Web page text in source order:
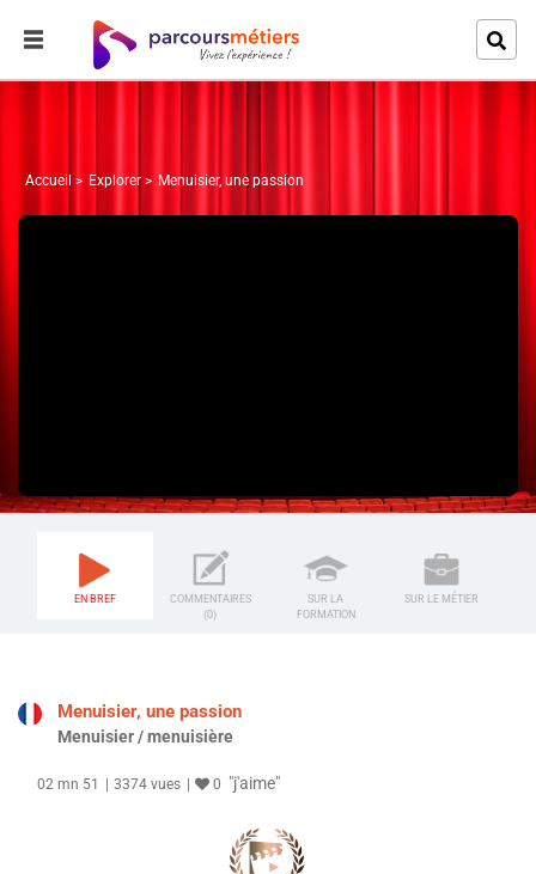
Accueil Explorer Menuisier, une passion
EN BREF
COMMENTAIRES
(0)
SUR LA
FORMATION
SUR LE MÉTIER
Menuisier, une passion
Menuisier / menuisière
02 mn 51 3374 vues 0 "j'aime"